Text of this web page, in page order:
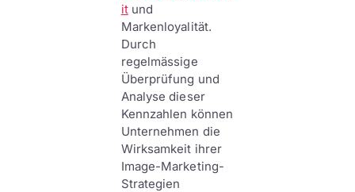
itund
Markenloyalität.
Durch
regelmässige
Überprüfung und
Analyse dieser
Kennzahlen können
Unternehmen die
Wirksamkeit ihrer
Image-Marketing-
Strategien